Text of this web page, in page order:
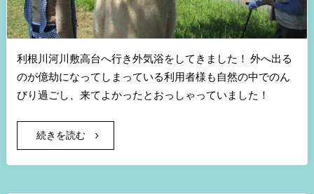
利根川河川敷高台へ行き外気浴をしてきました！ 外へ出る
のが億劫になってしまっている利用者様も自然の中でのん
びり過ごし、来てよかったとおっしゃっていました！
続きを読む